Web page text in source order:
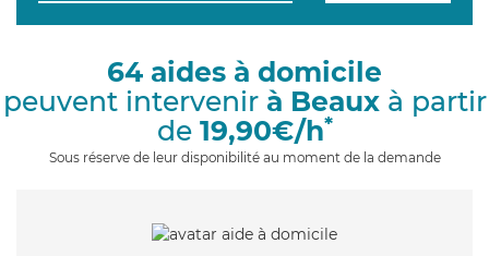
g
i
64 aides à domicile
peuvent intervenir à Beauxà partir
de 19,90€/h*
Sous réserve de leur disponibilité au moment de la demande